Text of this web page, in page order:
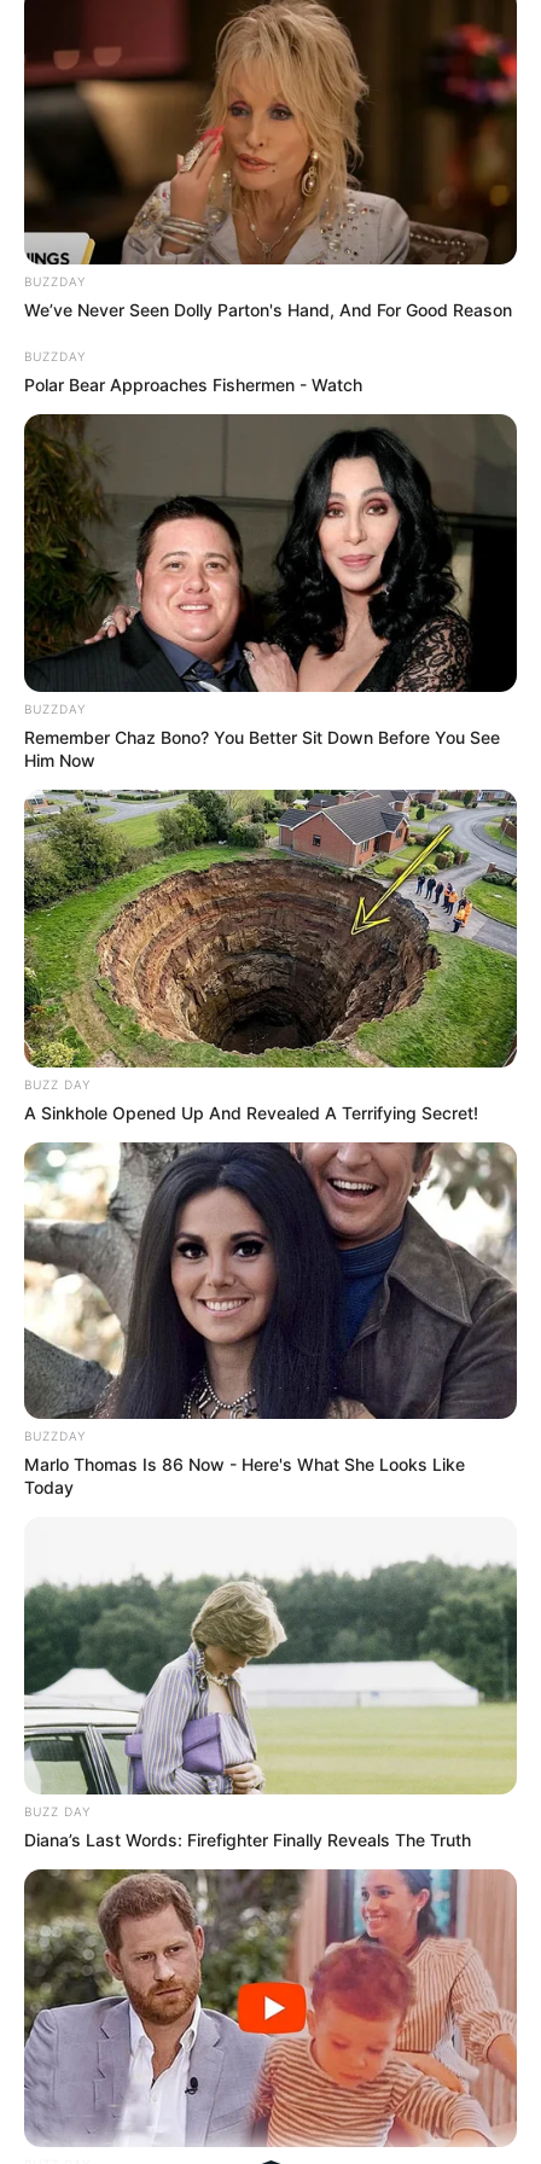
Ambyar! 10 Kalimat Baper
Pakai Bahasa Jawa Ini Bikin
Galau Abis
Fail! 10 Potret Makanan Gagal
Dimasak yang Bikin Kamu
Nggak Selera
10 Pose Manekin Anti
Mainstream yang Konyol
Banget
8 Kata Lucu Seputar Malam
Minggu ala Jomblo yang Bikin
Ngenes
10 Desain Kanopi Tempat
Tidur, Serasa Beristirahat di
Kamar Raja
Tampil Lebih Modern, 7 Potret
Hasil Renovasi Rumah Berusia
90 Tahun
BUZZDAY
We’ve Never Seen Dolly Parton's Hand, And For Good Reason
BUZZDAY
Polar Bear Approaches Fishermen - Watch
BUZZDAY
Remember Chaz Bono? You Better Sit Down Before You See
Him Now
BUZZ DAY
A Sinkhole Opened Up And Revealed A Terrifying Secret!
BUZZDAY
Marlo Thomas Is 86 Now - Here's What She Looks Like
Today
BUZZ DAY
Diana’s Last Words: Firefighter Finally Reveals The Truth